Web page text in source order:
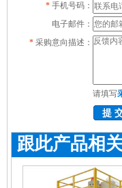
* 手机号码：
电子邮件：
* 采购意向描述：
请填写
跟此产品相